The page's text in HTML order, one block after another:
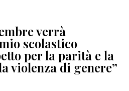
verrà
scolastico
per la parità e la
violenza di genere”